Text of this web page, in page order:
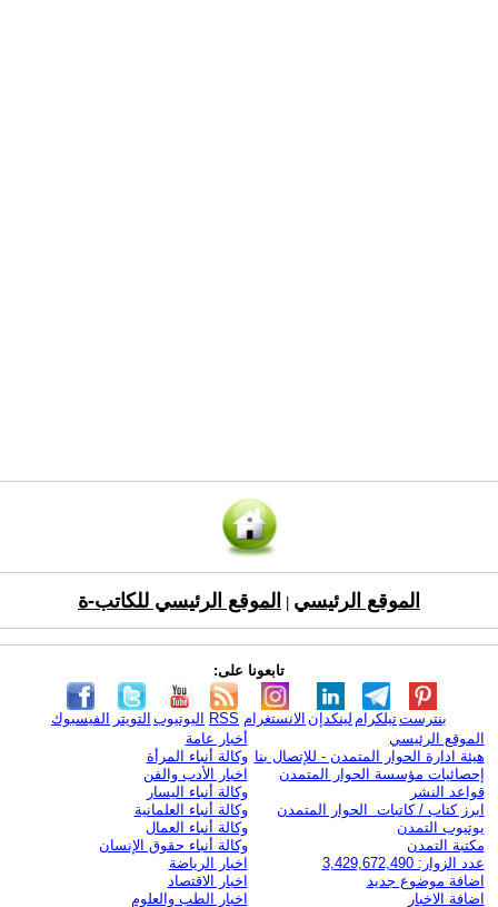
الموقع الرئيسي الموقع الرئيسي للكاتب-ة
تابعونا على:
الفيسبوك التويتر اليوتيوب RSS الانستغرام لينكدإن تيلكرامبنترست
الموقع الرئيسي
هيئة ادارة الحوار المتمدن - للإتصال بنا
إحصائيات مؤسسة الحوار المتمدن
قواعد النشر
ابرز كتاب / كاتبات الحوار المتمدن
يوتيوب التمدن
مكتبة التمدن
عدد الزوار: 3,429,672,490
اضافة موضوع جديد
اضافة الاخبار
أخبار عامة
وكالة أنباء المرأة
اخبار الأدب والفن
وكالة أنباء اليسار
وكالة أنباء العلمانية
وكالة أنباء العمال
وكالة أنباء حقوق الإنسان
اخبار الرياضة
اخبار الاقتصاد
اخبار الطب والعلوم